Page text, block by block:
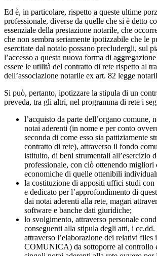
Ed è, in particolare, rispetto a queste ultime
professionale, diverse da quelle che si è detto
essenziale della prestazione notarile, che
che non sembra seriamente ipotizzabile che le
esercitate dal notaio possano precludergli, sul
l’accesso a questa nuova forma di
essere le utilità del contratto di rete rispetto al
dell’associazione notarile ex art. 82 legge
Si può, pertanto, ipotizzare la stipula di un
preveda, tra gli altri, nel programma di rete i
l’acquisto da parte dell’organo comune,
notai aderenti (in nome e per conto
seconda di come esso sia pattiziamente
contratto di rete), attraverso il fondo
istituito, di beni strumentali all’esercizio
professionale, con ciò ottenendo migliori
economiche di quelle ottenibili
la costituzione di appositi uffici studi con
e dedicato per l’approfondimento di
dai notai aderenti alla rete, magari
software e banche dati giuridiche;
lo svolgimento, attraverso personale
conseguenti alla stipula degli atti, i cc.dd.
attraverso l’elaborazione dei relativi
COMUNICA) da sottoporre al controllo